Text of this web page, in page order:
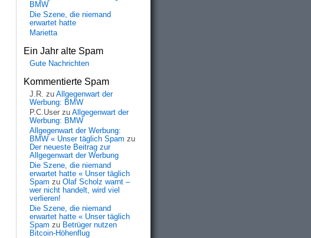
BMW
Die Szene, die niemand
erwartet hatte
Marietta
Ein Jahr alte Spam
Gute Nachrichten
Kommentierte Spam
J.R. zu Allgegenwart der
Werbung: BMW
P.C.User zu Allgegenwart der
Werbung: BMW
Allgegenwart der Werbung:
BMW « Unser täglich Spam zu
Der neueste Beitrag zur
Allgegenwart der Werbung
Die Szene, die niemand
erwartet hatte « Unser täglich
Spam zu Olaf Scholz warnt –
wer nicht handelt, wird viel
verlieren!
Die Szene, die niemand
erwartet hatte « Unser täglich
Spam zu Betrüger nutzen
Bitcoin-Höhenflug